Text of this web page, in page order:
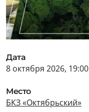
Дата
8 октября 2026, 19:00
Место
БКЗ «Октябрьский»